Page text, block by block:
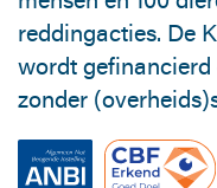
reddingacties. De
wordt
zonder